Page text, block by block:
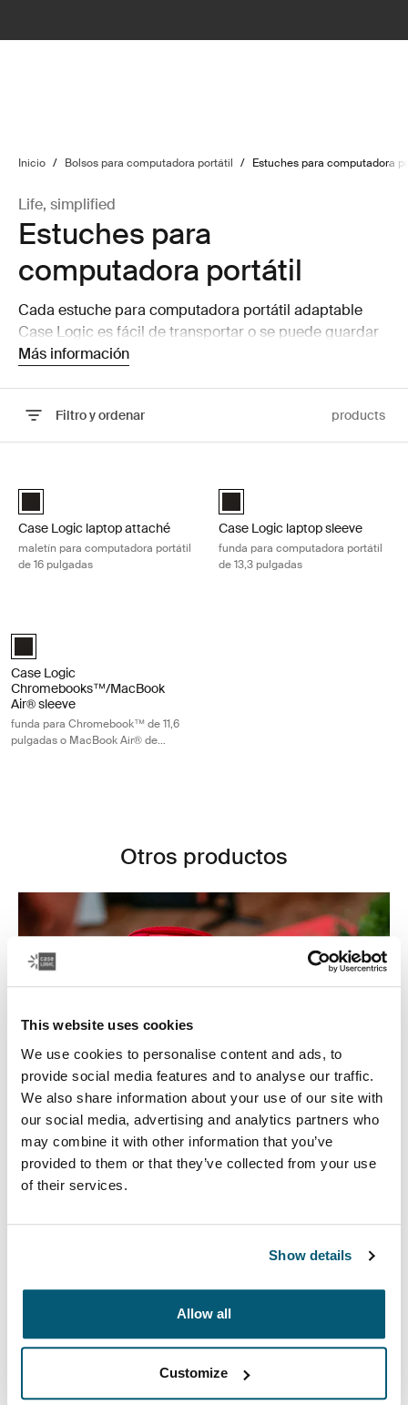
This website uses cookies
We use cookies to personalise content and ads, to
provide social media features and to analyse our traffic.
We also share information about your use of our site with
our social media, advertising and analytics partners who
may combine it with other information that you’ve
provided to them or that they’ve collected from your use
of their services.
Show details
Allow all
Customize
Inicio / Bolsos para computadora portátil / Estuches para computadora
Life, simplified
Estuches para
computadora portátil
Cada estuche para computadora portátil adaptable
Case Logic es fácil de transportar o se puede guardar
en un bolso más grande sin agregar volumen.
Más información
Filtro y ordenar products
Case Logic 16" Laptop Attaché Negro (selected)
Case Logic laptop attaché
maletín para computadora portátil
de 16 pulgadas
Case Logic 13.3" laptop sleeve
Case Logic laptop sleeve
funda para computadora portátil
de 13,3 pulgadas
Case Logic 11.6" Chromebook™/11" MacBook Air® Sleeve Negro
Case Logic
Chromebooks™/MacBook
Air® sleeve
funda para Chromebook™ de 11,6
pulgadas o MacBook Air® de
Otros productos
Estuches para dispositivos electrónicos
organizados y se pueda acceder a ellos fácilmente con
dispositivos electrónicos y estuches para accesorios.
Se abre en una nueva pestaña